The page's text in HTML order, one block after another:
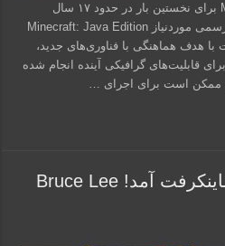
مایکروسافت و استودیوی Mojang برای نخستین بار در حدود ۱۷ سال
گذشته، مشخصات سخت‌افزاری رسمی موردنیاز Minecraft: Java Edition
با هدف هماهنگی با فناوری‌های جدید،
قابلیت‌های گرافیکی آینده انجام شده
ممکن است برای اجرای …
اسطوره‌ی رزمی به ماینکرفت آمد! Bruce Lee